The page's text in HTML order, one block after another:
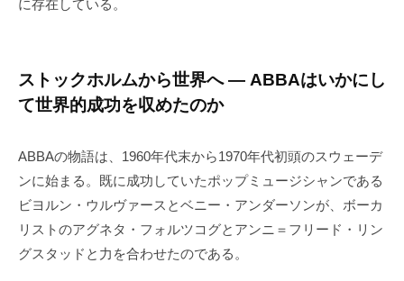
に存在している。
ストックホルムから世界へ ― ABBAはいかにし
て世界的成功を収めたのか
ABBAの物語は、1960年代末から1970年代初頭のスウェーデ
ンに始まる。既に成功していたポップミュージシャンである
ビヨルン・ウルヴァースとベニー・アンダーソンが、ボーカ
リストのアグネタ・フォルツコグとアンニ＝フリード・リン
グスタッドと力を合わせたのである。